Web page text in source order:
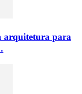
arquitetura para